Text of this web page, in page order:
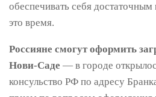
обеспечивать себя
это время.
Россияне смогут оформить
Нови-Саде — в городе
консульство РФ по адресу